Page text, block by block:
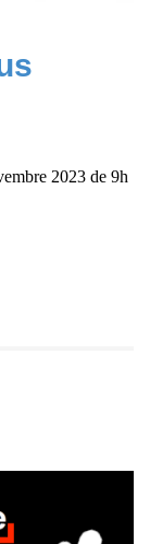
2023 de 9h